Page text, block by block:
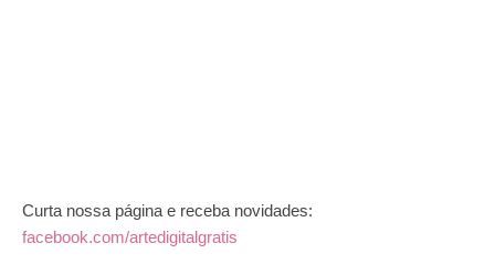
Curta nossa página e receba novidades:
facebook.com/artedigitalgratis